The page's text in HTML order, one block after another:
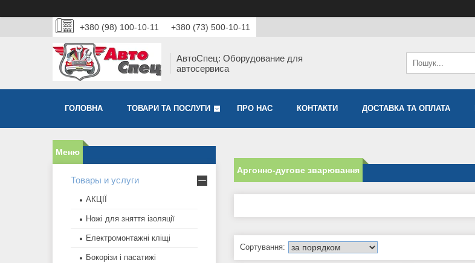
+380 (98) 100-10-11 +380 (73) 500-10-11
АвтоСпец: Оборудование для
автосервиса
ГОЛОВНА ТОВАРИ ТА ПОСЛУГИ ПРО НАС КОНТАКТИ ДОСТАВКА ТА ОПЛАТА
Аргонно-дугове зварювання
Товары и услуги
АКЦІЇ
Ножі для зняття ізоляції
Електромонтажні кліщі
Бокорізи і пасатижі